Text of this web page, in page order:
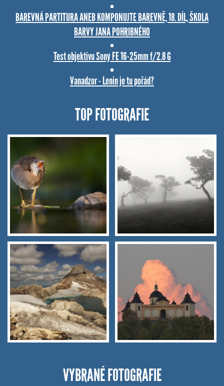
BAREVNÁ PARTITURA ANEB KOMPONUJTE BAREVNĚ, 18. DÍL, ŠKOLA
BARVY JANA POHRIBNÉHO
Test objektivu Sony FE 16-25mm f/2.8 G
Vanadzor - Lenin je tu pořád?
TOP FOTOGRAFIE
VYBRANÉ FOTOGRAFIE